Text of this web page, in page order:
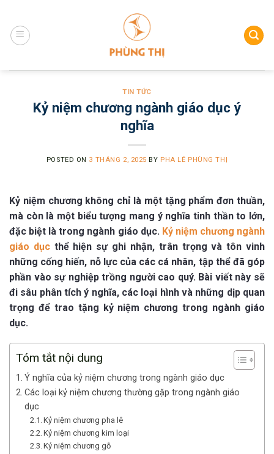
content
TIN TỨC
Kỷ niệm chương ngành giáo dục ý
nghĩa
POSTED ON 3 THÁNG 2, 2025 BY PHA LÊ PHÙNG THỊ
Kỷ niệm chương không chỉ là một tặng phẩm đơn thuần,
mà còn là một biểu tượng mang ý nghĩa tinh thần to lớn,
đặc biệt là trong ngành giáo dục. Kỷ niệm chương ngành
giáo dụcthể hiện sự ghi nhận, trân trọng và tôn vinh
những cống hiến, nỗ lực của các cá nhân, tập thể đã góp
phần vào sự nghiệp trồng người cao quý. Bài viết này sẽ
đi sâu phân tích ý nghĩa, các loại hình và những dịp quan
trọng để trao tặng kỷ niệm chương trong ngành giáo
dục.
Tóm tắt nội dung
Ý nghĩa của kỷ niệm chương trong ngành giáo dục
Các loại kỷ niệm chương thường gặp trong ngành giáo
dục
Kỷ niệm chương pha lê
Kỷ niệm chương kim loại
Kỷ niệm chương gỗ